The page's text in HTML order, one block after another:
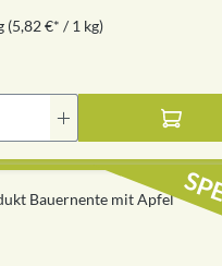
(5,82 €* / 1 kg)
Gib den